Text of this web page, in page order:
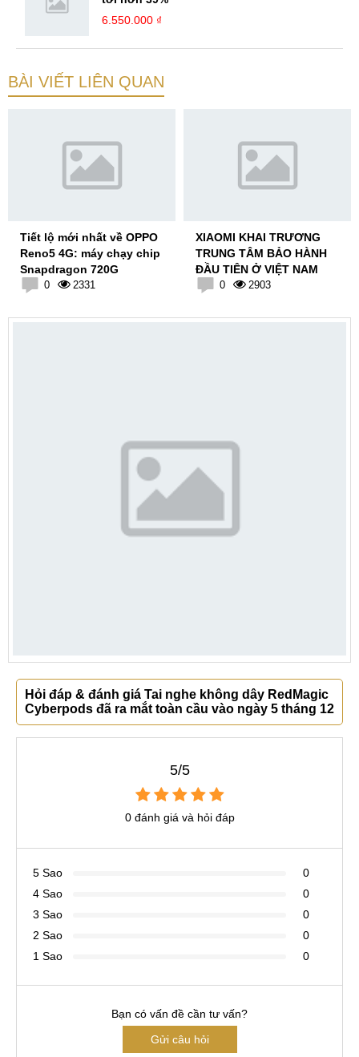
6.550.000 ₫
BÀI VIẾT LIÊN QUAN
Tiết lộ mới nhất về OPPO
Reno5 4G: máy chạy chip
Snapdragon 720G
0 2331
XIAOMI KHAI TRƯƠNG
TRUNG TÂM BẢO HÀNH
ĐẦU TIÊN Ở VIỆT NAM
0 2903
Hỏi đáp & đánh giá Tai nghe không dây RedMagic
Cyberpods đã ra mắt toàn cầu vào ngày 5 tháng 12
5/5
0 đánh giá và hỏi đáp
5 Sao
0
4 Sao
0
3 Sao
0
2 Sao
0
1 Sao
0
Bạn có vấn đề cần tư vấn?
Gửi câu hỏi